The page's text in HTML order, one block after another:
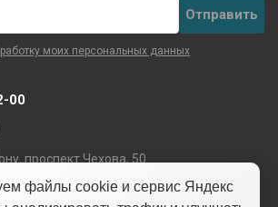
00
проспект Чехова, 50
моих персональных данных
файлы cookie и сервис Яндекс